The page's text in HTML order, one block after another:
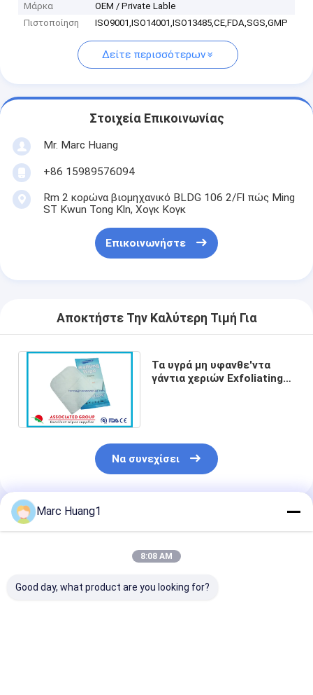
Μάρκα
OEM / Private Lable
Πιστοποίηση
ISO9001,ISO14001,ISO13485,CE,FDA,SGS,GMP
Δείτε περισσότερων
Στοιχεία Επικοινωνίας
Mr. Marc Huang
+86 15989576094
Rm 2 κορώνα βιομηχανικό BLDG 106 2/Fl πώς Ming
ST Kwun Tong Kln, Χογκ Κογκ
Επικοινωνήστε
Αποκτήστε Την Καλύτερη Τιμή Για
Τα υγρά μη υφανθε'ντα
γάντια χεριών Exfoliating
Να συνεχίσει
Συνιστώμενα Προϊόντα
Marc Huang1
8:08 AM
Good day, what product are you looking for?